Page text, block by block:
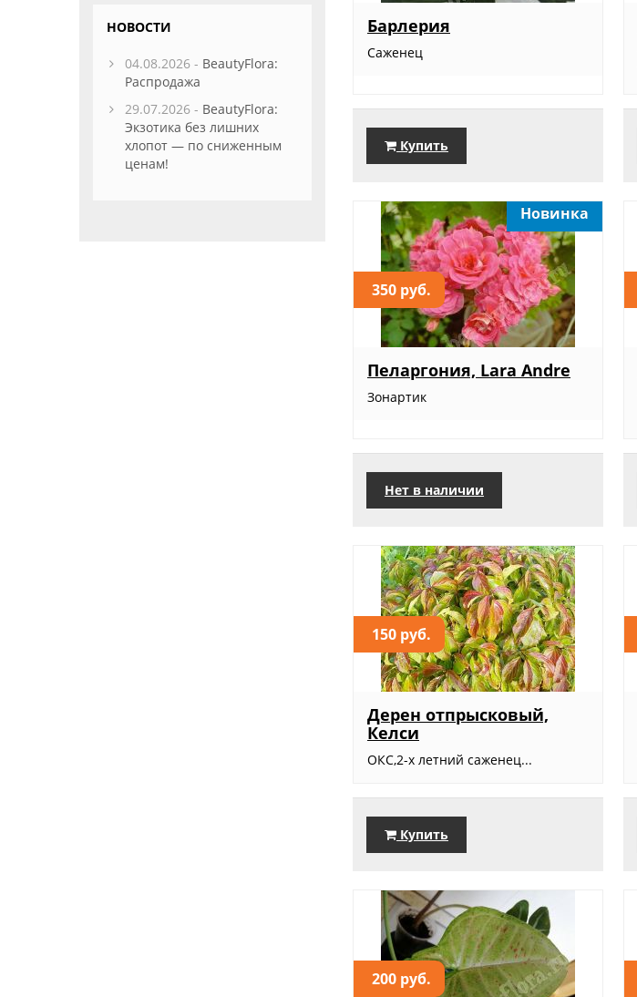
Барлерия
Саженец
Купить
350 руб.
Новинка
Пеларгония, Lara Andre
Зонартик
Нет в наличии
150 руб.
Дерен отпрысковый,
Келси
ОКС,2-х летний саженец...
Купить
200 руб.
НОВОСТИ
04.08.2026 - BeautyFlora:
Распродажа
29.07.2026 - BeautyFlora:
Экзотика без лишних
хлопот — по сниженным
ценам!